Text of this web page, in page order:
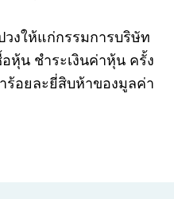
วงให้แก่กรรมการบริษัท
หุ้น ชำระเงินค่าหุ้น ครั้ง
ร้อยละยี่สิบห้าของมูลค่า